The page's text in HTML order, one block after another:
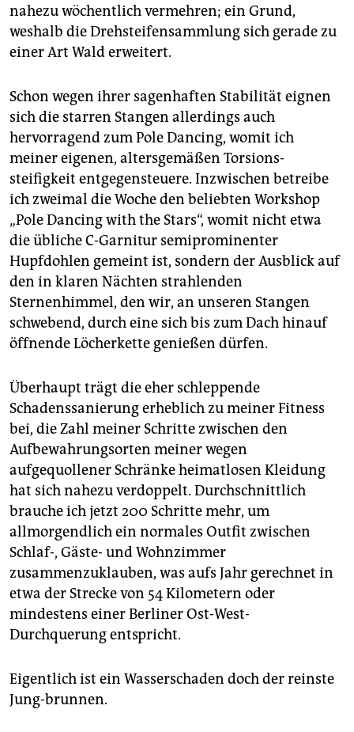
nahezu wöchentlich vermehren; ein Grund,
weshalb die Drehsteifensammlung sich gerade zu
einer Art Wald erweitert.
Schon wegen ihrer sagenhaften Stabilität eignen
sich die starren Stangen allerdings auch
hervorragend zum Pole Dancing, womit ich
meiner eigenen, altersgemäßen Torsions­
steifigkeit entgegensteuere. Inzwischen betreibe
ich zweimal die Woche den beliebten Workshop
„Pole Dancing with the Stars“, womit nicht etwa
die übliche C-Garnitur semiprominenter
Hupfdohlen gemeint ist, sondern der Ausblick auf
den in klaren Nächten strahlenden
Sternenhimmel, den wir, an unseren Stangen
schwebend, durch eine sich bis zum Dach hinauf
öffnende Löcherkette genießen dürfen.
Überhaupt trägt die eher schleppende
Schadenssanierung erheblich zu meiner Fitness
bei, die Zahl meiner Schritte zwischen den
Aufbewahrungsorten meiner wegen
aufgequollener Schränke heimatlosen Kleidung
hat sich nahezu verdoppelt. Durchschnittlich
brauche ich jetzt 200 Schritte mehr, um
allmorgendlich ein normales Outfit zwischen
Schlaf-, Gäste- und Wohnzimmer
zusammenzuklauben, was aufs Jahr gerechnet in
etwa der Strecke von 54 Kilometern oder
mindestens einer Berliner Ost-West-
Durchquerung entspricht.
Eigentlich ist ein Wasserschaden doch der reinste
Jung-brunnen.